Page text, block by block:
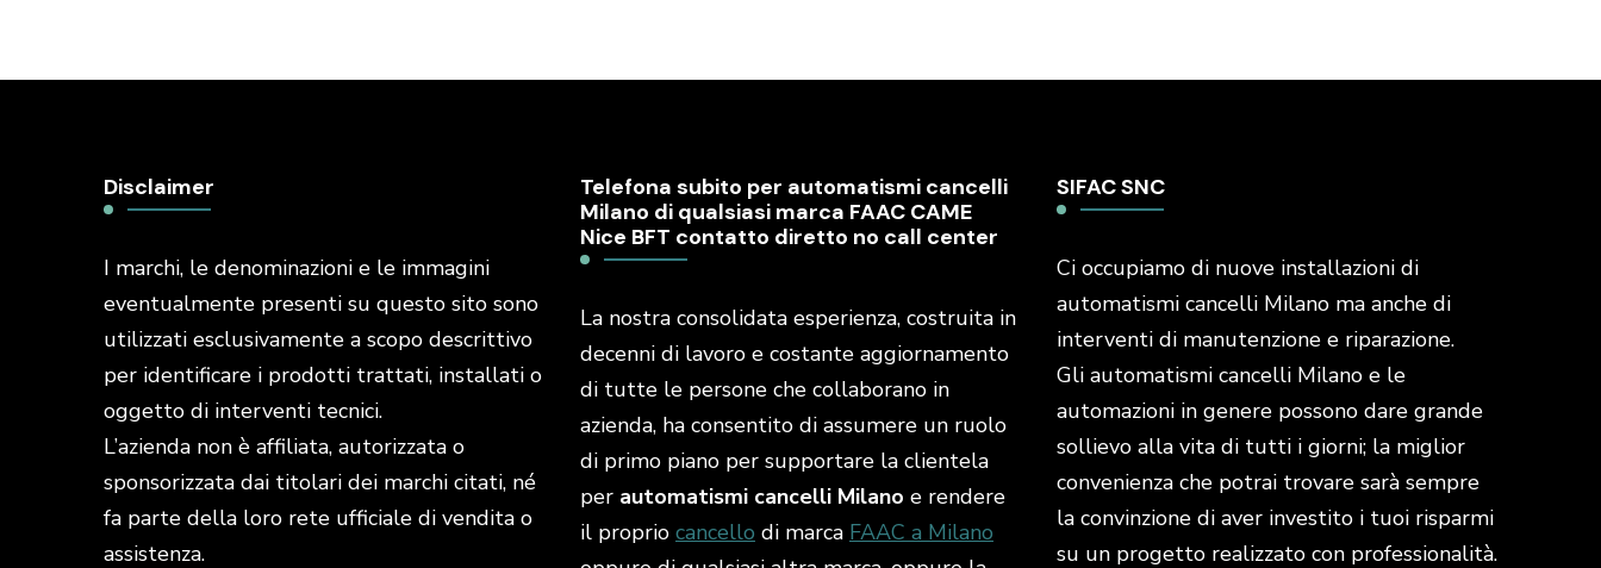
Disclaimer
I marchi, le denominazioni e le immagini
eventualmente presenti su questo sito sono
utilizzati esclusivamente a scopo descrittivo
per identificare i prodotti trattati, installati o
oggetto di interventi tecnici.
L’azienda non è affiliata, autorizzata o
sponsorizzata dai titolari dei marchi citati, né
fa parte della loro rete ufficiale di vendita o
assistenza.
Telefona subito per automatismi cancelli
Milano di qualsiasi marca FAAC CAME
Nice BFT contatto diretto no call center
La nostra consolidata esperienza, costruita in
decenni di lavoro e costante aggiornamento
di tutte le persone che collaborano in
azienda, ha consentito di assumere un ruolo
di primo piano per supportare la clientela
per automatismi cancelli Milano e rendere
il proprio cancello di marca FAAC a Milano
SIFAC SNC
Ci occupiamo di nuove installazioni di
automatismi cancelli Milano ma anche di
interventi di manutenzione e riparazione.
Gli automatismi cancelli Milano e le
automazioni in genere possono dare grande
sollievo alla vita di tutti i giorni; la miglior
convenienza che potrai trovare sarà sempre
la convinzione di aver investito i tuoi risparmi
su un progetto realizzato con professionalità.